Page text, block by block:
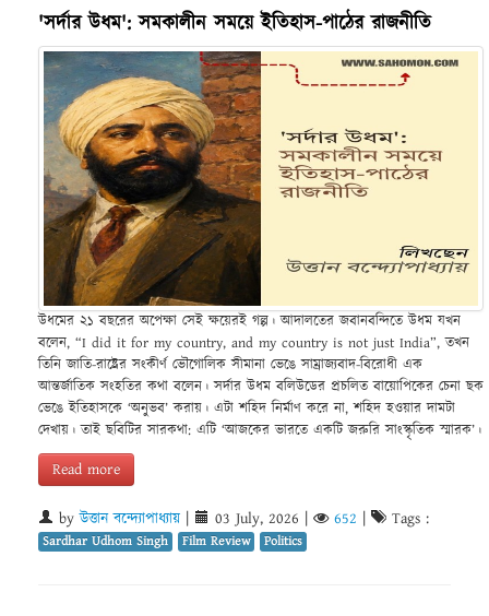
'সর্দার উধম': সমকালীন সময়ে ইতিহাস-পাঠের রাজনীতি
উধমের ২১ বছরের অপেক্ষা সেই ক্ষয়েরই গল্প। আদালতের জবানবন্দিতে উধম যখন
বলেন, “I did it for my country, and my country is not just India”, তখন
তিনি জাতি-রাষ্ট্রের সংকীর্ণ ভৌগোলিক সীমানা ভেঙে সাম্রাজ্যবাদ-বিরোধী এক
আন্তর্জাতিক সংহতির কথা বলেন। সর্দার উধম বলিউডের প্রচলিত বায়োপিকের চেনা ছক
ভেঙে ইতিহাসকে ‘অনুভব’ করায়। এটা শহিদ নির্মাণ করে না, শহিদ হওয়ার দামটা
দেখায়। তাই ছবিটির সারকথা: এটি ‘আজকের ভারতে একটি জরুরি সাংস্কৃতিক স্মারক’।
Read more
byউত্তান বন্দ্যোপাধ্যায় 03 July, 2026 652 Tags :
Sardhar Udhom Singh Film Review Politics